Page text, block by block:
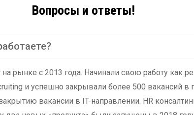
Вопросы и ответы!
рынке с 2013 года. Начинали свою работу как
и успешно закрывали более 500 вакансий в
вакансии в IT-направлении. HR